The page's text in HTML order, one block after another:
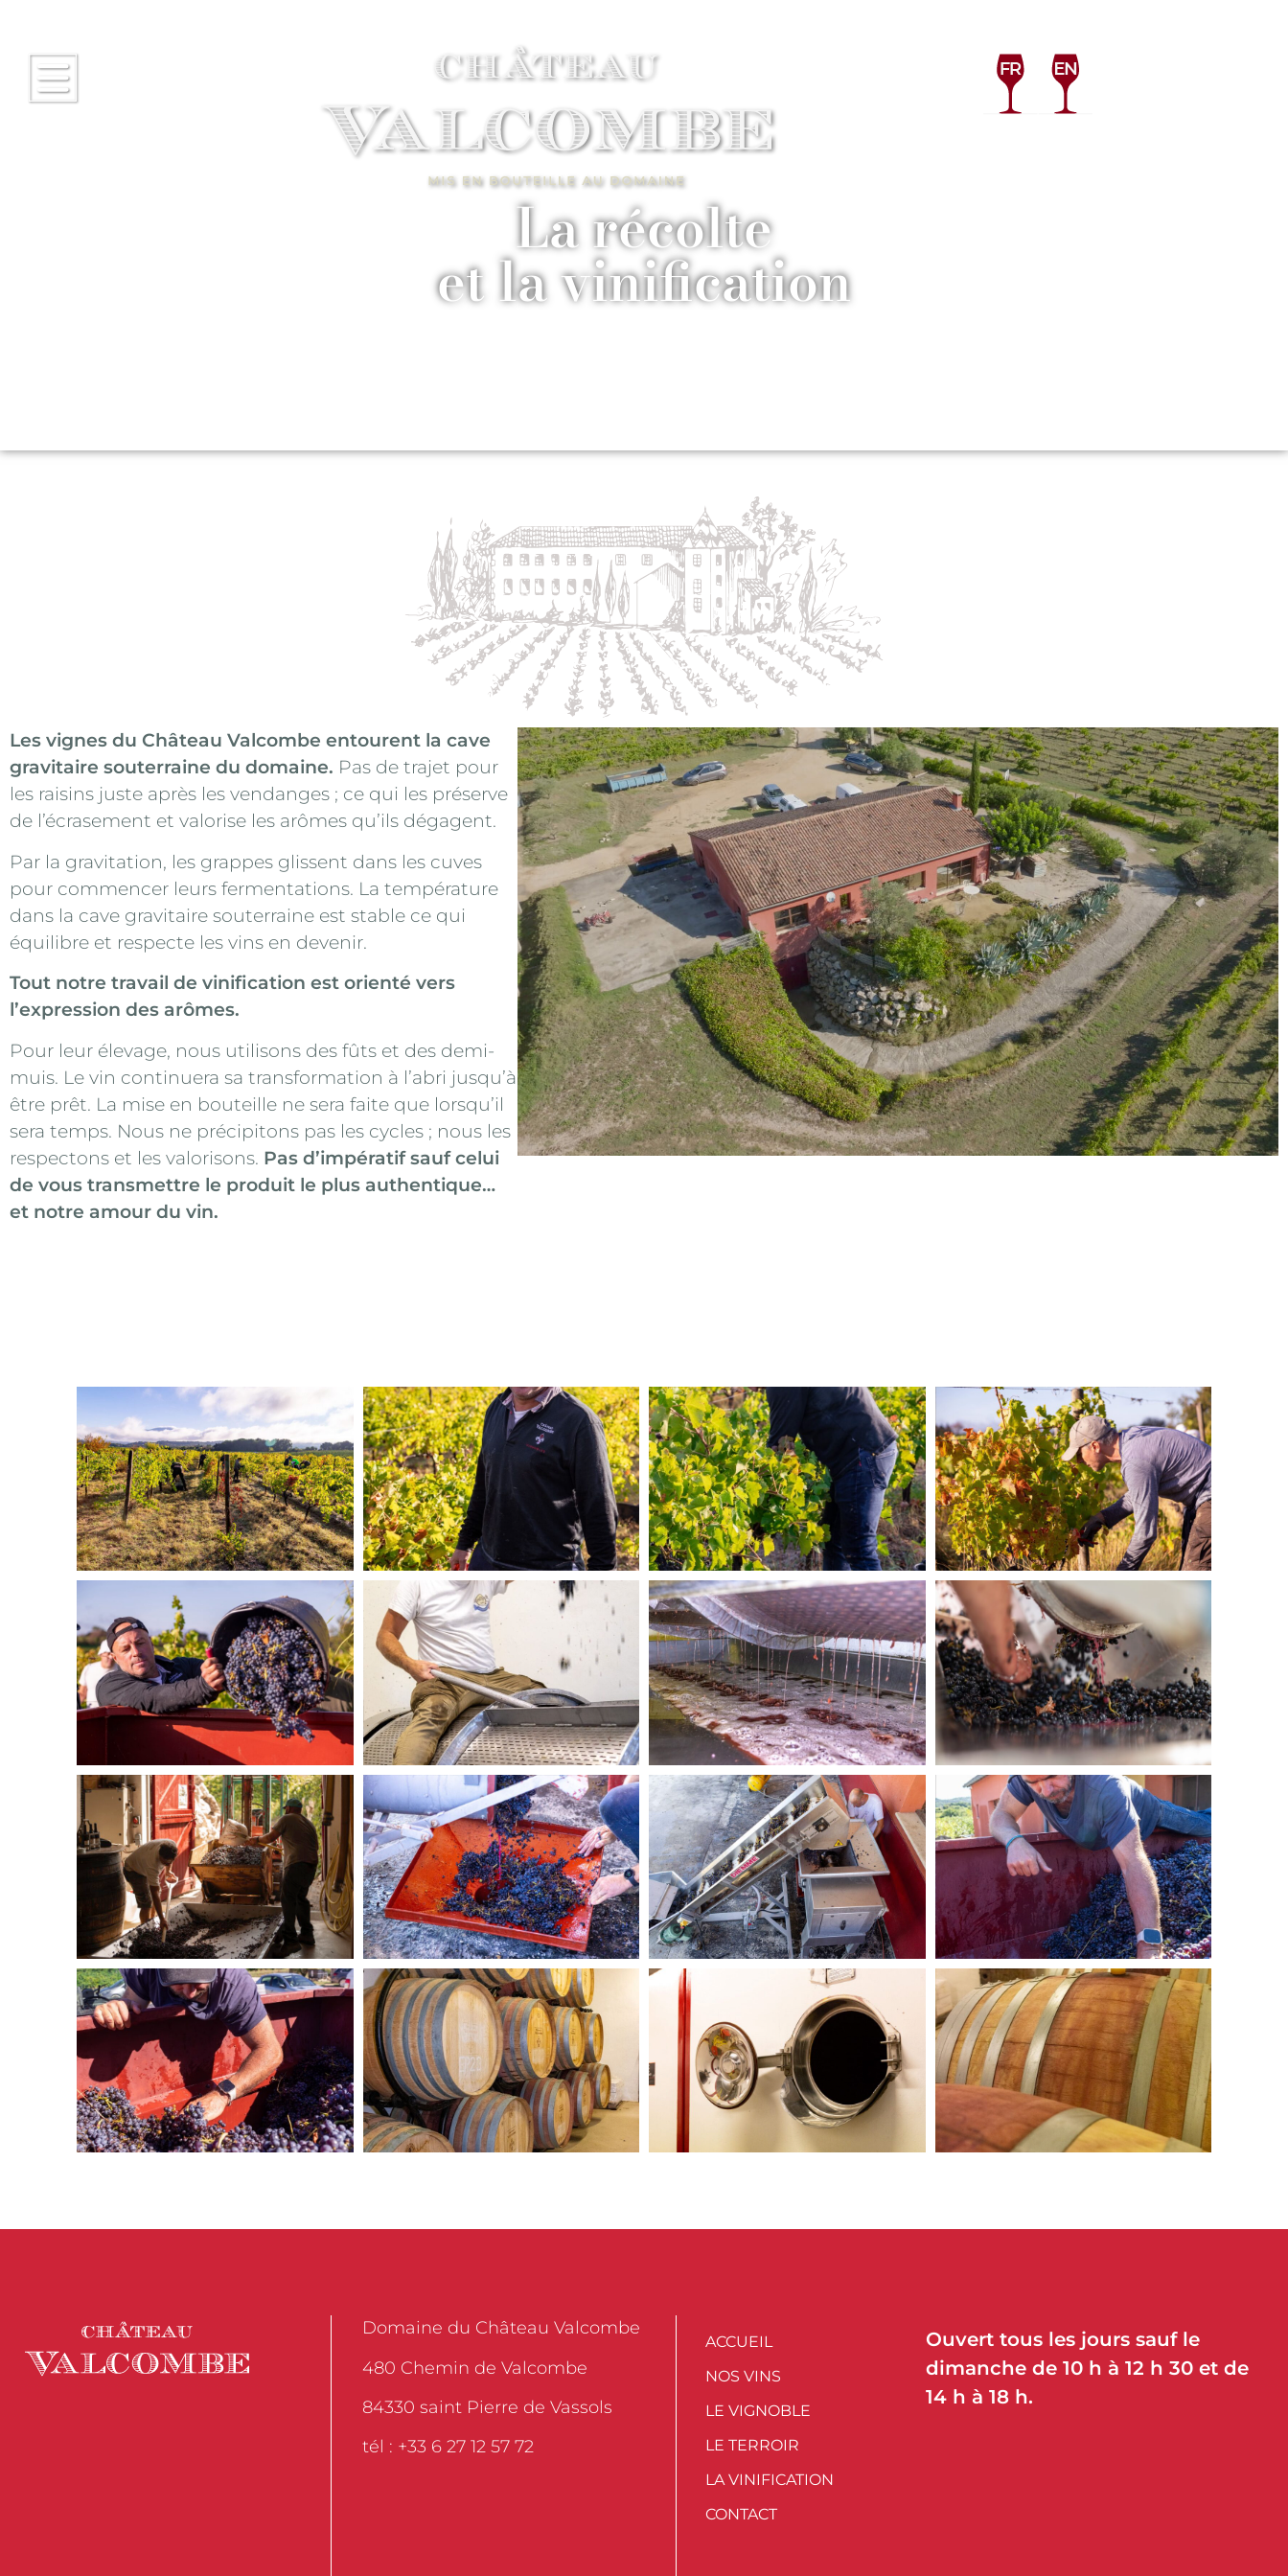
La récolte
et la vinification
Les vignes du Château Valcombe entourent la cave
gravitaire souterraine du domaine. Pas de trajet pour
les raisins juste après les vendanges ; ce qui les préserve
de l’écrasement et valorise les arômes qu’ils dégagent.
Par la gravitation, les grappes glissent dans les cuves
pour commencer leurs fermentations. La température
dans la cave gravitaire souterraine est stable ce qui
équilibre et respecte les vins en devenir.
Tout notre travail de vinification est orienté vers
l’expression des arômes.
Pour leur élevage, nous utilisons des fûts et des demi-
muis. Le vin continuera sa transformation à l’abri jusqu’à
être prêt. La mise en bouteille ne sera faite que lorsqu’il
sera temps. Nous ne précipitons pas les cycles ; nous les
respectons et les valorisons. Pas d’impératif sauf celui
de vous transmettre le produit le plus authentique…
et notre amour du vin.
Domaine du Château Valcombe
480 Chemin de Valcombe
84330 saint Pierre de Vassols
tél : +33 6 27 12 57 72
ACCUEIL
NOS VINS
LE VIGNOBLE
LE TERROIR
LA VINIFICATION
CONTACT
Ouvert tous les jours sauf le
dimanche de 10 h à 12 h 30 et de
14 h à 18 h.